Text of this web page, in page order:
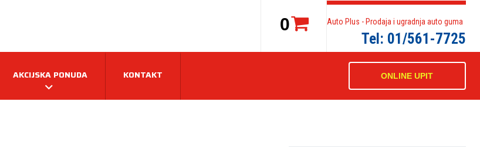
0 Auto Plus - Prodaja i ugradnja auto guma
Tel: 01/561-7725
ONLINE UPIT
AKCIJSKA PONUDA KONTAKT